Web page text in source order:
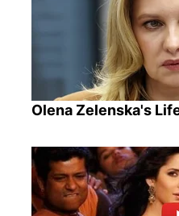
Olena Zelenska's